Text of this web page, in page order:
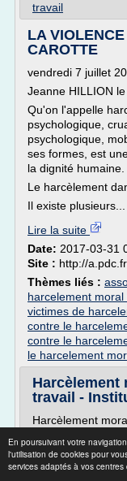
En poursuivant votre
l'utilisation de cookies pour
services adaptés à vos centres
travail
LA
CAROTTE
vendredi 7 juillet
Jeanne HILLION
Qu'on l'appelle
psychologique,
psychologique,
ses formes, est
la dignité humaine.
Le harcèlement
Il existe plusieurs...
Lire la suite
Date: 2017-03-31
Site : http://
Thèmes liés :
harcelement moral
victimes de
contre le
contre le
le harcelement
Harcèlement
travail -
Harcèlement
Widiane
Ignoré en France
France Hirigoyen,